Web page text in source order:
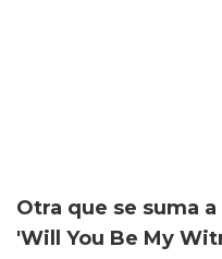
Otra que se suma a
'Will You Be My